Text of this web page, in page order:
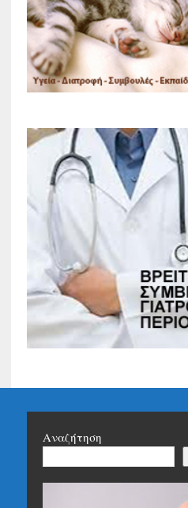
Αναζήτηση